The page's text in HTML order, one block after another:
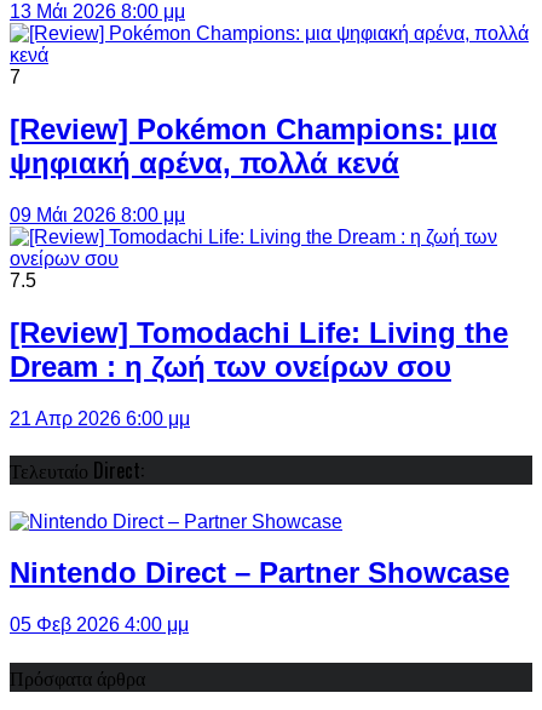
13 Μάι 2026 8:00 μμ
7
[Review] Pokémon Champions: μια
ψηφιακή αρένα, πολλά κενά
09 Μάι 2026 8:00 μμ
7.5
[Review] Tomodachi Life: Living the
Dream : η ζωή των ονείρων σου
21 Απρ 2026 6:00 μμ
Τελευταίο Direct:
Nintendo Direct – Partner Showcase
05 Φεβ 2026 4:00 μμ
Πρόσφατα άρθρα